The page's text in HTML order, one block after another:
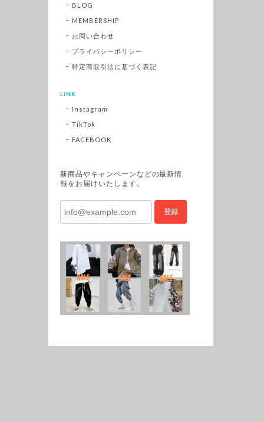
BLOG
MEMBERSHIP
お問い合わせ
プライバシーポリシー
特定商取引法に基づく表記
LINK
Instagram
TikTok
FACEBOOK
新商品やキャンペーンなどの最新情
報をお届けいたします。
登録